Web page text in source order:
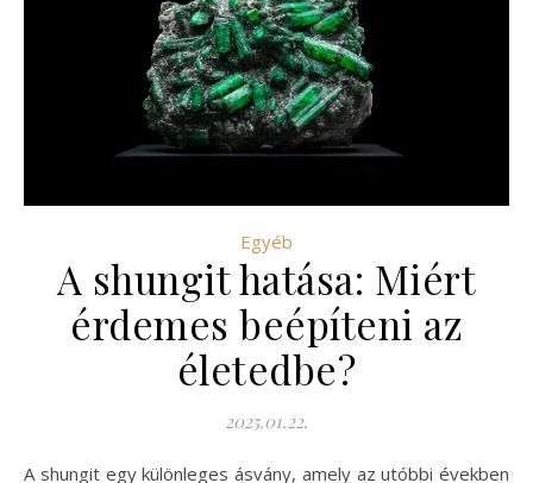
Egyéb
A shungit hatása: Miért
érdemes beépíteni az
életedbe?
2025.01.22.
A shungit egy különleges ásvány, amely az utóbbi években